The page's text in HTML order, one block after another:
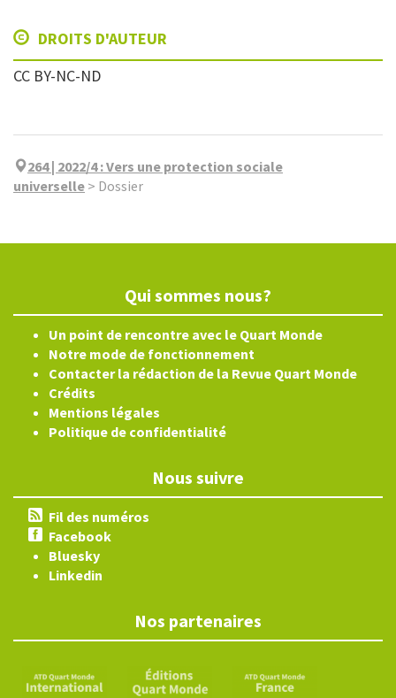
DROITS D'AUTEUR
CC BY-NC-ND
264 | 2022/4:Vers une protection sociale
universelle > Dossier
Qui sommes nous?
Un point de rencontre avec le Quart Monde
Notre mode de fonctionnement
Contacter la rédaction de la Revue Quart Monde
Crédits
Mentions légales
Politique de confidentialité
Nous suivre
Fil des numéros
Facebook
Bluesky
Linkedin
Nos partenaires